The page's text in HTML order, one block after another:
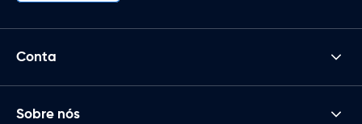
Conta
Sobre nós